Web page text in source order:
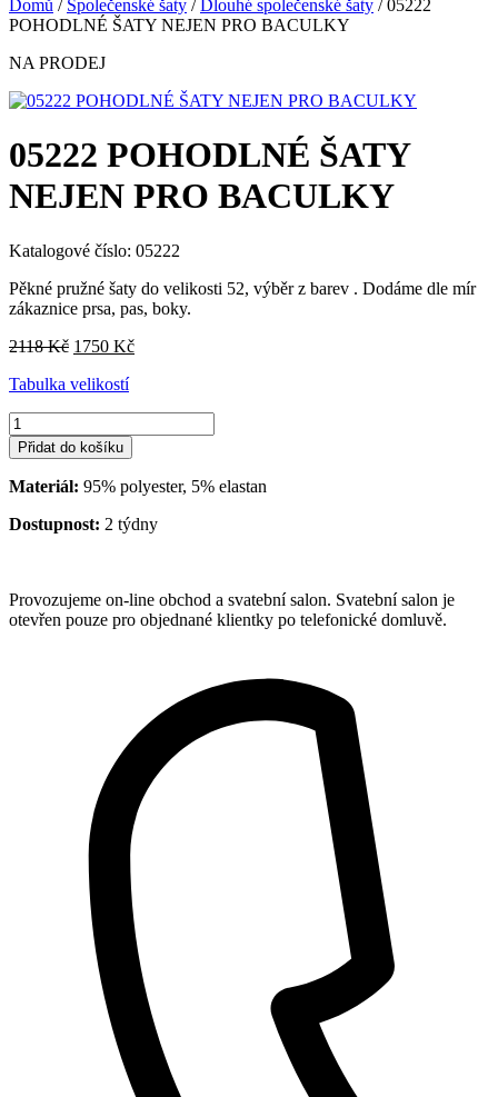
Domů / Společenské šaty / Dlouhé společenské šaty / 05222
POHODLNÉ ŠATY NEJEN PRO BACULKY
NA PRODEJ
05222 POHODLNÉ ŠATY
NEJEN PRO BACULKY
Katalogové číslo: 05222
Pěkné pružné šaty do velikosti 52, výběr z barev . Dodáme dle mír
zákaznice prsa, pas, boky.
2118Kč Původní
byla:
1750 KčAktuální
Tabulka velikostí
05222
POHODLNÉ
ŠATY
NEJEN
BACULKY
Přidat do košíku
Materiál: 95% polyester, 5% elastan
Dostupnost: 2 týdny
Provozujeme on-line obchod a svatební salon. Svatební salon je
otevřen pouze pro objednané klientky po telefonické domluvě.